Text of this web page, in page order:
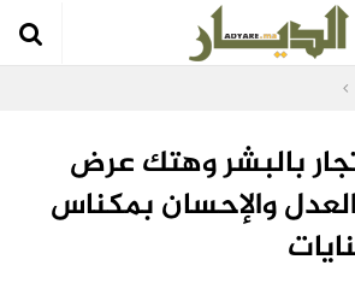
بالبشر وهتك عرض
والإحسان بمكناس